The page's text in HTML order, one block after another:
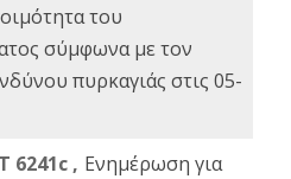
του
σύμφωνα με τον
πυρκαγιάς στις 05-
6241c , Ενημέρωση για